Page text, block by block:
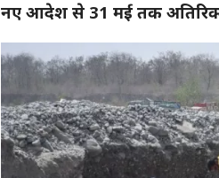
नए आदेश से 31 मई तक